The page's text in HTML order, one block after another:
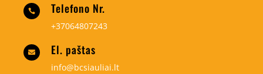
 Telefono Nr.
+37064807243
 El. paštas
info@bcsiauliai.lt